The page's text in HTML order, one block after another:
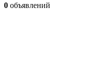
0 объявлений